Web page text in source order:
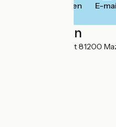
Bellen E-
Localisation
20 boulevard Soult 81200